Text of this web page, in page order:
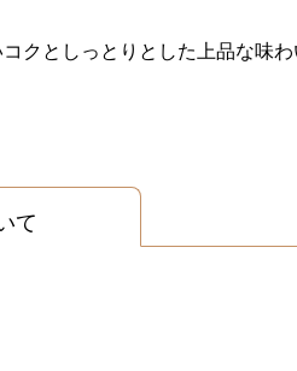
クとしっとりとした上品な味わ
て